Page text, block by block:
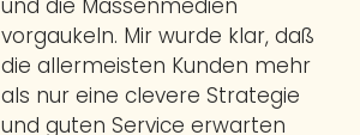
und die Massenmedien
vorgaukeln. Mir wurde klar, daß
die allermeisten Kunden mehr
als nur eine clevere Strategie
und guten Service erwarten